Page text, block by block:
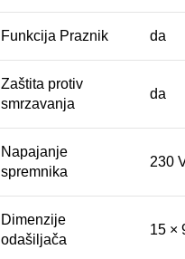
Funkcija Praznik da
Zaštita protiv
smrzavanja
da
Napajanje
spremnika
230
Dimenzije
odašiljača
15 ×